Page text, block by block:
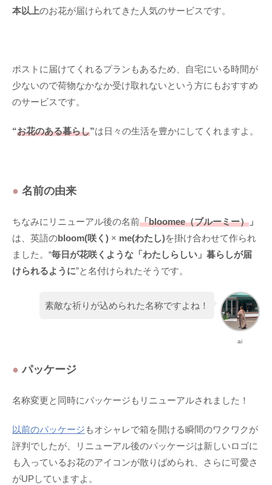
本以上のお花が届けられてきた人気のサービスです。
ポストに届けてくれるプランもあるため、自宅にいる時間が
少ないので荷物なかなか受け取れないという方にもおすすめ
のサービスです。
“お花のある暮らし”は日々の生活を豊かにしてくれますよ。
● 名前の由来
ちなみにリニューアル後の名前「bloomee（ブルーミー） 」
は、英語のbloom(咲く) × me(わたし)を掛け合わせて作られ
ました。“毎日が花咲くような「わたしらしい」暮らしが届
けられるように”と名付けられたそうです。
ai
素敵な祈りが込められた名称ですよね！
● パッケージ
名称変更と同時にパッケージもリニューアルされました！
以前のパッケージ もオシャレで箱を開ける瞬間のワクワクが
評判でしたが、リニューアル後のパッケージは新しいロゴに
も入っているお花のアイコンが散りばめられ、さらに可愛さ
がUPしていますよ。